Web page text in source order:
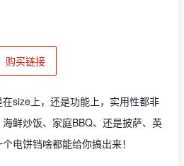
购买链接
size上，还是功能上，实用性都非
鲜炒饭、家庭BBQ、还是披萨、英
电饼铛啥都能给你搞出来！